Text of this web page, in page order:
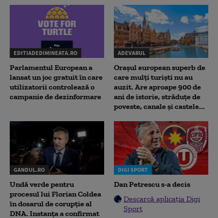
EDITIADEDIMINEATA.RO
Parlamentul European a
lansat un joc gratuit în care
utilizatorii controlează o
campanie de dezinformare
ADEVARUL
Orașul european superb de
care mulți turiști nu au
auzit. Are aproape 900 de
ani de istorie, străduțe de
poveste, canale și castele...
GANDUL.RO
Undă verde pentru
procesul lui Florian Coldea
în dosarul de corupție al
DNA. Instanța a confirmat
DIGI SPORT
Dan Petrescu s-a decis
Descarcă aplicația Digi
Sport